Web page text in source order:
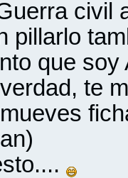
civil
pillarlo
que soy
te